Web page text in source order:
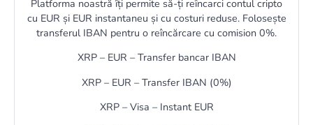
Platforma noastră îți permite să-ți reîncarci contul cripto
cu EUR și EUR instantaneu și cu costuri reduse. Folosește
transferul IBAN pentru o reîncărcare cu comision 0%.
XRP – EUR – Transfer bancar IBAN
XRP – EUR – Transfer IBAN (0%)
XRP – Visa – Instant EUR